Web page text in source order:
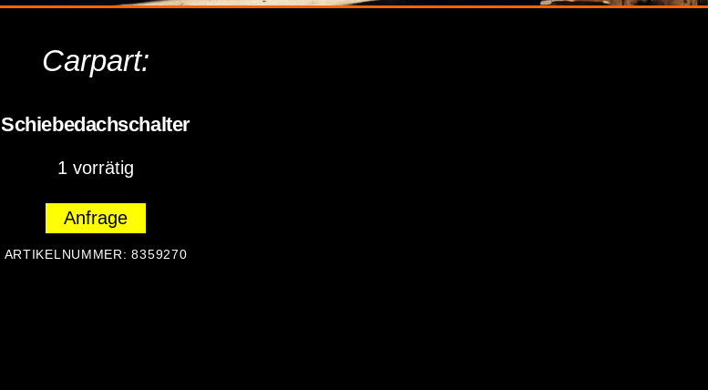
Carpart:
Schiebedachschalter
1 vorrätig
Anfrage
ARTIKELNUMMER:8359270